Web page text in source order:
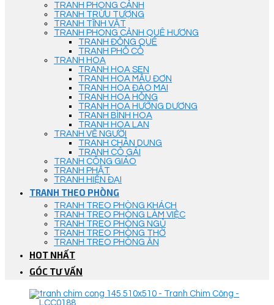
TRANH PHONG CẢNH
TRANH TRỪU TƯỢNG
TRANH TĨNH VẬT
TRANH PHONG CẢNH QUÊ HƯƠNG
TRANH ĐỒNG QUÊ
TRANH PHỐ CỔ
TRANH HOA
TRANH HOA SEN
TRANH HOA MẪU ĐƠN
TRANH HOA ĐÀO MAI
TRANH HOA HỒNG
TRANH HOA HƯỚNG DƯƠNG
TRANH BÌNH HOA
TRANH HOA LAN
TRANH VẼ NGƯỜI
TRANH CHÂN DUNG
TRANH CÔ GÁI
TRANH CÔNG GIÁO
TRANH PHẬT
TRANH HIỆN ĐẠI
TRANH THEO PHÒNG
TRANH TREO PHÒNG KHÁCH
TRANH TREO PHÒNG LÀM VIỆC
TRANH TREO PHÒNG NGỦ
TRANH TREO PHÒNG THỜ
TRANH TREO PHÒNG ĂN
HOT NHẤT
GÓC TƯ VẤN